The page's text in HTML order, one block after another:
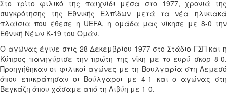
Στο τρίτο φιλικό της παιχνίδι μέσα στο 1977, χρονιά της
συγκρότησης της Εθνικής Ελπίδων μετά τα νέα ηλικιακά
πλαίσια που έθεσε η UEFA, η ομάδα μας νίκησε με 8-0 την
Εθνική Νέων Κ-19 του Ομάν.
Ο αγώνας έγινε στις 28 Δεκεμβρίου 1977 στο Στάδιο ΓΣΠ και η
Κύπρος πανηγύρισε την πρώτη της νίκη με το ευρύ σκορ 8-0.
Προηγήθηκαν οι φιλικοί αγώνες με τη Βουλγαρία στη Λεμεσό
όπου επικράτησαν οι Βούλγαροι με 4-1 και ο αγώνας στη
Βεγκάζη όπου χάσαμε από τη Λιβύη με 1-0.